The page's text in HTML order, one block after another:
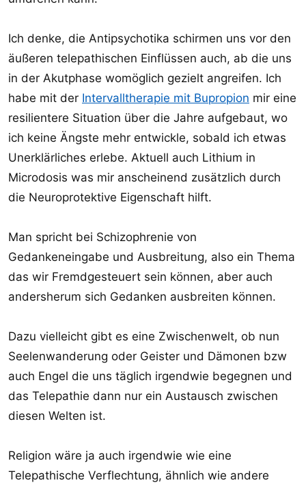
Ich denke, die Antipsychotika schirmen uns vor den
äußeren telepathischen Einflüssen auch, ab die uns
in der Akutphase womöglich gezielt angreifen. Ich
habe mit der Intervalltherapie mit Bupropion mir eine
resilientere Situation über die Jahre aufgebaut, wo
ich keine Ängste mehr entwickle, sobald ich etwas
Unerklärliches erlebe. Aktuell auch Lithium in
Microdosis was mir anscheinend zusätzlich durch
die Neuroprotektive Eigenschaft hilft.
Man spricht bei Schizophrenie von
Gedankeneingabe und Ausbreitung, also ein Thema
das wir Fremdgesteuert sein können, aber auch
andersherum sich Gedanken ausbreiten können.
Dazu vielleicht gibt es eine Zwischenwelt, ob nun
Seelenwanderung oder Geister und Dämonen bzw
auch Engel die uns täglich irgendwie begegnen und
das Telepathie dann nur ein Austausch zwischen
diesen Welten ist.
Religion wäre ja auch irgendwie wie eine
Telepathische Verflechtung, ähnlich wie andere